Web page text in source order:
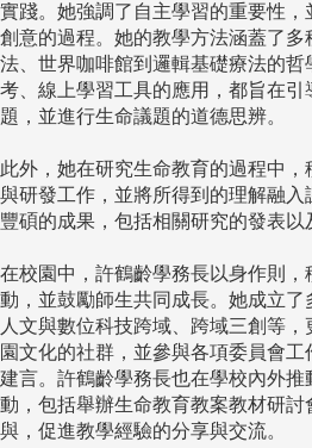
實踐。她強調了自主學習的重要性
創意的過程。她的教學方法涵蓋了
法、世界咖啡館到邏輯基礎療法的
考、線上學習工具的應用，都旨在引
題，並進行生命議題的道德思辨。
此外，她在研究生命教育的過程中
與研發工作，並將所得到的理解融
豐碩的成果，包括相關研究的發表以
在校園中，許鶴齡學務長以身作則
動，並鼓勵師生共同成長。她成立了
人文與數位科技跨域、跨域三創等
園文化的社群，並參與各項委員會
建言。許鶴齡學務長也在學校內外
動，包括舉辦生命教育教案教材研
與，促進教學經驗的分享與交流。